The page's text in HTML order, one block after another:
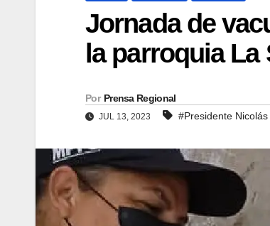
Jornada de
la parroquia
Por Prensa Regional
JUL 13, 2023 #Presidente